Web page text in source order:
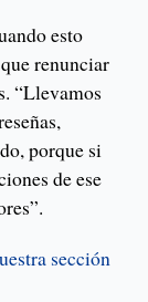
esto
renunciar
“Llevamos
porque si
de ese
sección